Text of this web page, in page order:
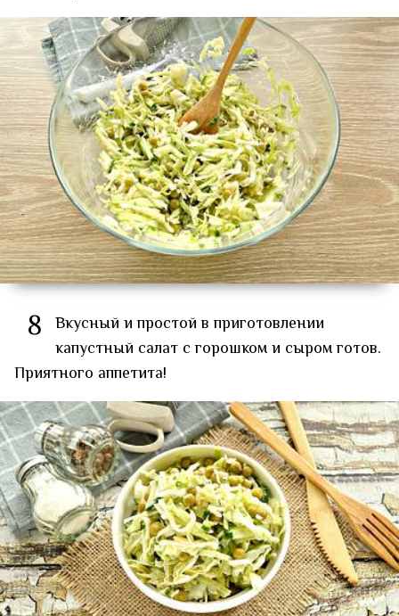
8 Вкусный и простой в приготовлении
капустный салат с горошком и сыром готов.
Приятного аппетита!